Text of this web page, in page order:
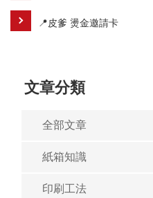
📍皮爹 燙金邀請卡
文章分類
全部文章
紙箱知識
印刷工法